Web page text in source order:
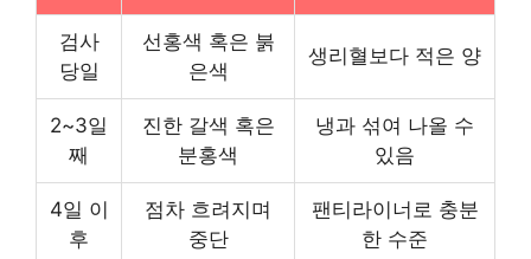
검사
당일
선홍색 혹은 붉
은색
생리혈보다 적은 양
2~3일
째
진한 갈색 혹은
분홍색
냉과 섞여 나올 수
있음
4일 이
후
점차 흐려지며
중단
팬티라이너로 충분
한 수준